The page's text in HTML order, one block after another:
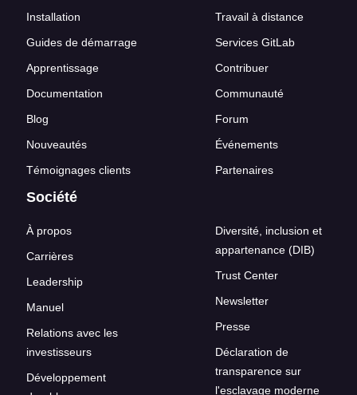
Installation
Guides de démarrage
Apprentissage
Documentation
Blog
Nouveautés
Témoignages clients
Travail à distance
Services GitLab
Contribuer
Communauté
Forum
Événements
Partenaires
Société
À propos
Carrières
Leadership
Manuel
Relations avec les
investisseurs
Développement
Diversité, inclusion et
appartenance (DIB)
Trust Center
Newsletter
Presse
Déclaration de
transparence sur
l'esclavage moderne